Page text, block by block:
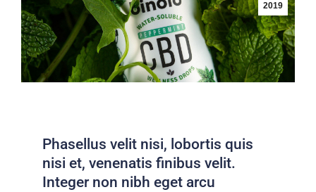
2019
Phasellus velit nisi, lobortis quis
nisi et, venenatis finibus velit.
Integer non nibh eget arcu